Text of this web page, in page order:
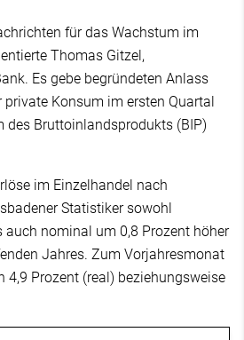
für das Wachstum im
Thomas Gitzel,
Es gebe begründeten Anlass
Konsum im ersten Quartal
des Bruttoinlandsprodukts (BIP)
im Einzelhandel nach
Statistiker sowohl
auch nominal um 0,8 Prozent höher
Jahres. Zum Vorjahresmonat
4,9 Prozent (real) beziehungsweise